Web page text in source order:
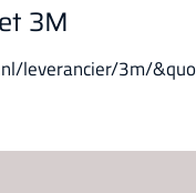
3M
leverancier/3m/